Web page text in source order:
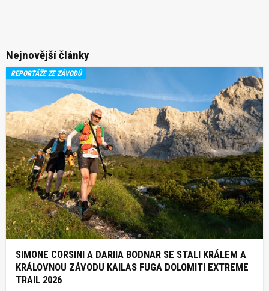
Nejnovější články
REPORTÁŽE ZE ZÁVODŮ
SIMONE CORSINI A DARIIA BODNAR SE STALI KRÁLEM A
KRÁLOVNOU ZÁVODU KAILAS FUGA DOLOMITI EXTREME
TRAIL 2026